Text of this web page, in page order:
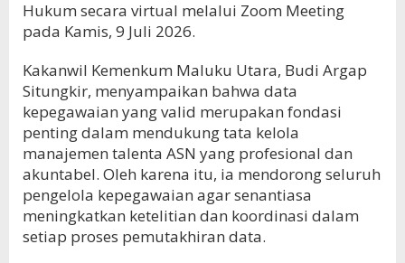
Hukum secara virtual melalui Zoom Meeting
pada Kamis, 9 Juli 2026.
Kakanwil Kemenkum Maluku Utara, Budi Argap
Situngkir, menyampaikan bahwa data
kepegawaian yang valid merupakan fondasi
penting dalam mendukung tata kelola
manajemen talenta ASN yang profesional dan
akuntabel. Oleh karena itu, ia mendorong seluruh
pengelola kepegawaian agar senantiasa
meningkatkan ketelitian dan koordinasi dalam
setiap proses pemutakhiran data.